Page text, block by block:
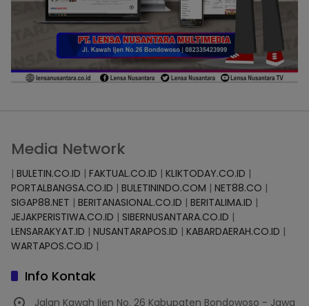
Media Network
| BULETIN.CO.ID | FAKTUAL.CO.ID | KLIKTODAY.CO.ID |
PORTALBANGSA.CO.ID | BULETININDO.COM | NET88.CO |
SIGAP88.NET | BERITANASIONAL.CO.ID | BERITALIMA.ID |
JEJAKPERISTIWA.CO.ID | SIBERNUSANTARA.CO.ID |
LENSARAKYAT.ID | NUSANTARAPOS.ID | KABARDAERAH.CO.ID |
WARTAPOS.CO.ID |
Info Kontak
Jalan Kawah Ijen No. 26 Kabupaten Bondowoso - Jawa